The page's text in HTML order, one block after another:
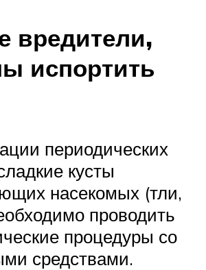
вредители,
испортить
периодических
кусты
насекомых (тли,
проводить
процедуры со
средствами.